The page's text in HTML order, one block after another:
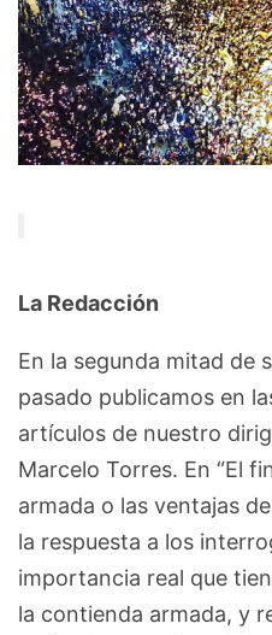
La Redacción
En la segunda mitad de
pasado publicamos en
artículos de nuestro
Marcelo Torres. En “El
armada o las ventajas
la respuesta a los
importancia real que
la contienda armada, y